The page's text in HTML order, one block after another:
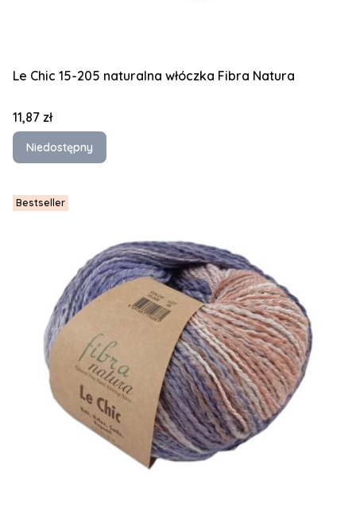
Le Chic 15-205 naturalna włóczka Fibra Natura
Cena
11,87 zł
Niedostępny
Bestseller